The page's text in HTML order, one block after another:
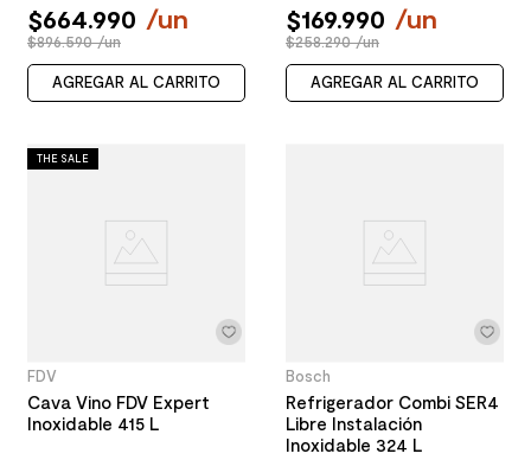
$664.990 /un
$896.590 /un
AGREGAR AL CARRITO
$169.990 /un
$258.290 /un
AGREGAR AL CARRITO
THE SALE
FDV
Cava Vino FDV Expert
Inoxidable 415 L
Bosch
Refrigerador Combi SER4
Libre Instalación
Inoxidable 324 L